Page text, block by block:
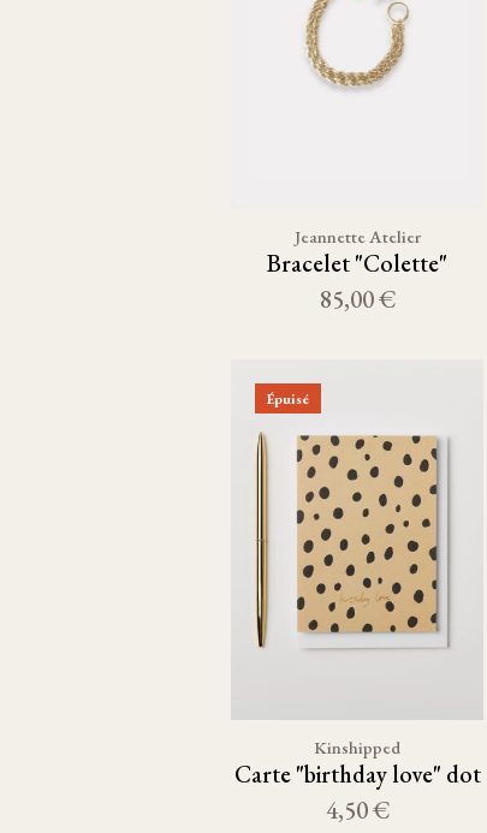
Jeannette Atelier
Bracelet "Colette"
85,00 €
Épuisé
Kinshipped
Carte "birthday love" dot
4,50 €